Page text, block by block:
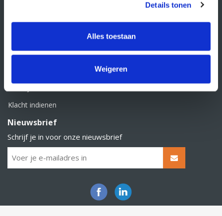
Details tonen
Alles toestaan
Weigeren
Retourbeleid
Klacht indienen
Nieuwsbrief
Schrijf je in voor onze nieuwsbrief